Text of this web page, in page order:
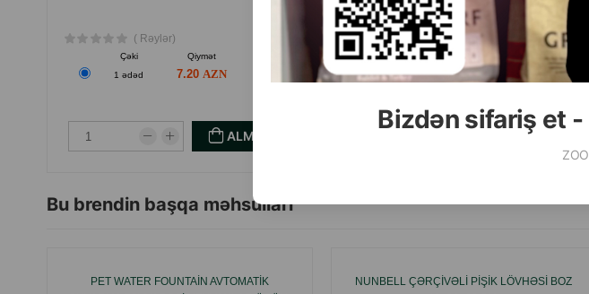
Bizdən sifariş et -
( Rəylər)
Çəki Qiymət
1 ədəd
7.20
ALMAQ
Bu brendin başqa məhsulları
PET WATER FOUNTAIN AVTOMATIK
NUNBELL ÇƏRÇIVƏLI PIŞIK LÖVHƏSI BOZ